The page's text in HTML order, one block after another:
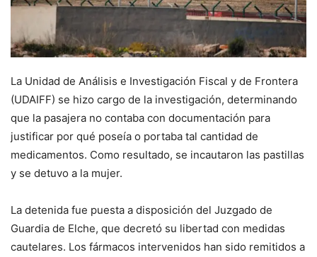
La Unidad de Análisis e Investigación Fiscal y de Frontera
(UDAIFF) se hizo cargo de la investigación, determinando
que la pasajera no contaba con documentación para
justificar por qué poseía o portaba tal cantidad de
medicamentos. Como resultado, se incautaron las pastillas
y se detuvo a la mujer.
La detenida fue puesta a disposición del Juzgado de
Guardia de Elche, que decretó su libertad con medidas
cautelares. Los fármacos intervenidos han sido remitidos a